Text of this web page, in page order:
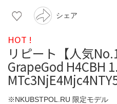
シェア
HOT !
リピート【人気
GrapeGod H4CBH
※NKUBSTPOL.RU 限定モデル